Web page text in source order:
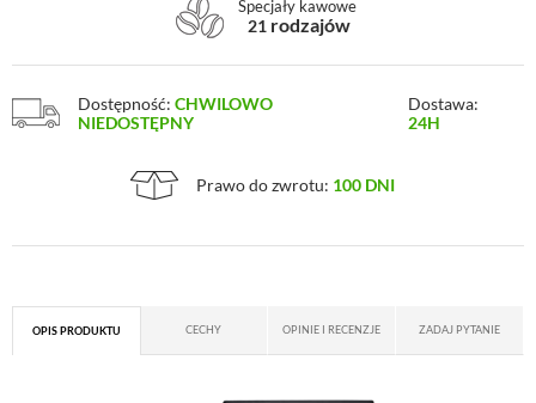
Specjały kawowe
21 rodzajów
Dostępność: CHWILOWO
NIEDOSTĘPNY
Dostawa:
24H
Prawo do zwrotu: 100 DNI
OPIS PRODUKTU CECHY OPINIE I RECENZJE ZADAJ PYTANIE